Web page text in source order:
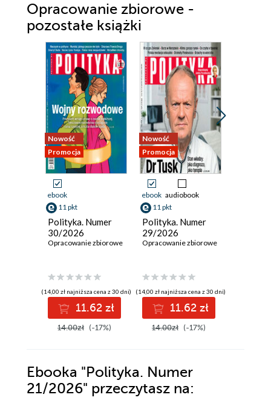
Opracowanie zbiorowe -
pozostałe książki
Nowość
Promocja
ebook
11 pkt
Polityka. Numer
30/2026
Opracowanie zbiorowe
(14,00 zł najniższa cena z 30 dni)
11.62 zł
14.00zł (-17%)
Nowość
Promocja
ebook audiobook
11 pkt
Polityka. Numer
29/2026
Opracowanie zbiorowe
(14,00 zł najniższa cena z 30 dni)
11.62 zł
14.00zł (-17%)
Ebooka "Polityka. Numer
21/2026" przeczytasz na: